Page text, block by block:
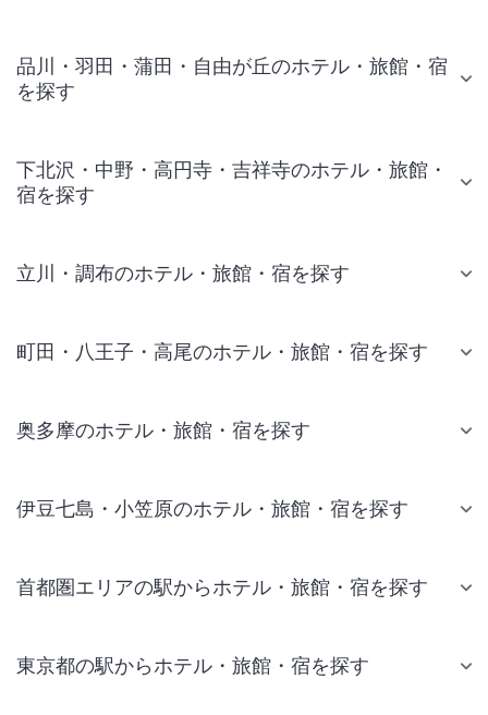
品川・羽田・蒲田・自由が丘のホテル・旅館・宿
を探す
下北沢・中野・高円寺・吉祥寺のホテル・旅館・
宿を探す
立川・調布のホテル・旅館・宿を探す
町田・八王子・高尾のホテル・旅館・宿を探す
奥多摩のホテル・旅館・宿を探す
伊豆七島・小笠原のホテル・旅館・宿を探す
首都圏エリアの駅からホテル・旅館・宿を探す
東京都の駅からホテル・旅館・宿を探す